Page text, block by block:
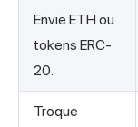
Envie ETH ou
tokens ERC-
20.
Troque